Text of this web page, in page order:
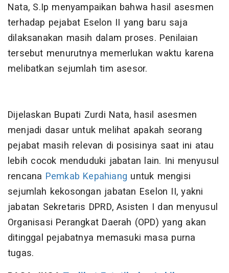
Nata, S.Ip menyampaikan bahwa hasil asesmen
terhadap pejabat Eselon II yang baru saja
dilaksanakan masih dalam proses. Penilaian
tersebut menurutnya memerlukan waktu karena
melibatkan sejumlah tim asesor.
Dijelaskan Bupati Zurdi Nata, hasil asesmen
menjadi dasar untuk melihat apakah seorang
pejabat masih relevan di posisinya saat ini atau
lebih cocok menduduki jabatan lain. Ini menyusul
rencana Pemkab Kepahiang untuk mengisi
sejumlah kekosongan jabatan Eselon II, yakni
jabatan Sekretaris DPRD, Asisten I dan menyusul
Organisasi Perangkat Daerah (OPD) yang akan
ditinggal pejabatnya memasuki masa purna
tugas.